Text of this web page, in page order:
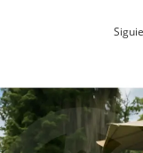
Contacto